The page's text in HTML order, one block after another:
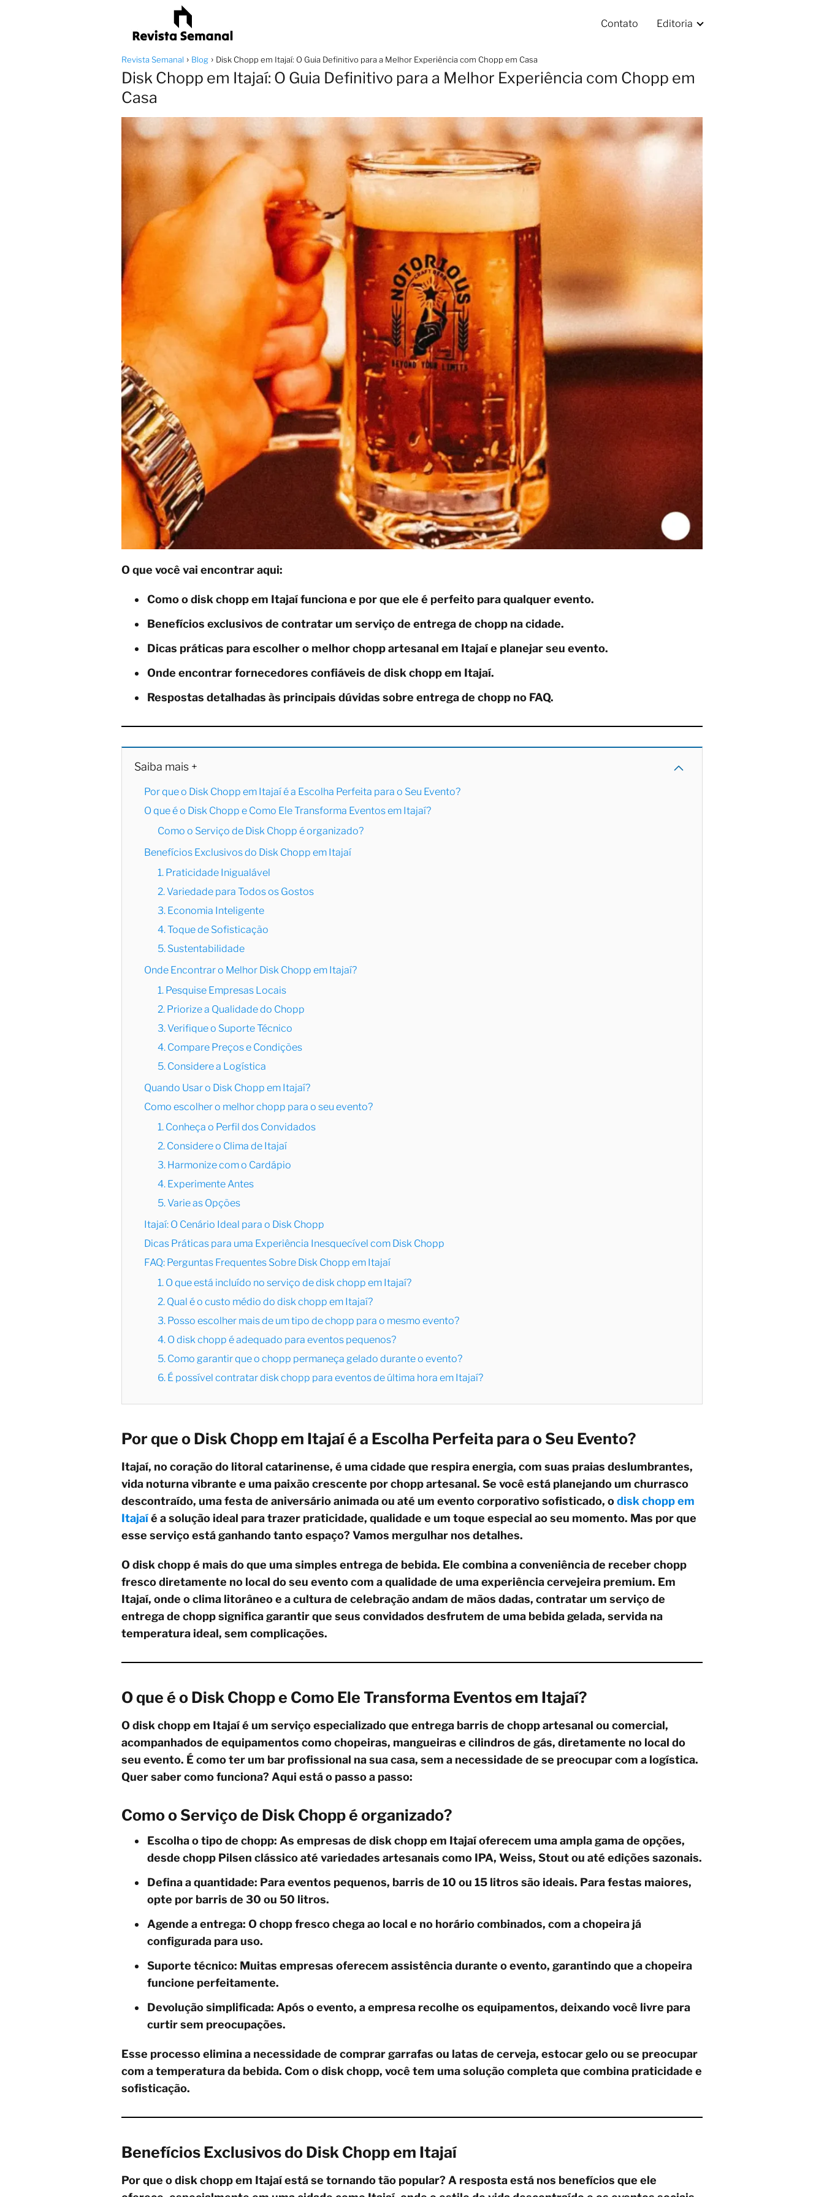
Contato Editoria
Revista Semanal Blog Disk Chopp em Itajaí: O Guia Definitivo para a Melhor Experiência com Chopp em Casa
Disk Chopp em Itajaí: O Guia Definitivo para a Melhor Experiência com Chopp em
Casa
O que você vai encontrar aqui:
Como o disk chopp em Itajaí funciona e por que ele é perfeito para qualquer evento.
Benefícios exclusivos de contratar um serviço de entrega de chopp na cidade.
Dicas práticas para escolher o melhor chopp artesanal em Itajaí e planejar seu evento.
Onde encontrar fornecedores confiáveis de disk chopp em Itajaí.
Respostas detalhadas às principais dúvidas sobre entrega de chopp no FAQ.
Saiba mais +
Por que o Disk Chopp em Itajaí é a Escolha Perfeita para o Seu Evento?
O que é o Disk Chopp e Como Ele Transforma Eventos em Itajaí?
Como o Serviço de Disk Chopp é organizado?
Benefícios Exclusivos do Disk Chopp em Itajaí
1. Praticidade Inigualável
2. Variedade para Todos os Gostos
3. Economia Inteligente
4. Toque de Sofisticação
5. Sustentabilidade
Onde Encontrar o Melhor Disk Chopp em Itajaí?
1. Pesquise Empresas Locais
2. Priorize a Qualidade do Chopp
3. Verifique o Suporte Técnico
4. Compare Preços e Condições
5. Considere a Logística
Quando Usar o Disk Chopp em Itajaí?
Como escolher o melhor chopp para o seu evento?
1. Conheça o Perfil dos Convidados
2. Considere o Clima de Itajaí
3. Harmonize com o Cardápio
4. Experimente Antes
5. Varie as Opções
Itajaí: O Cenário Ideal para o Disk Chopp
Dicas Práticas para uma Experiência Inesquecível com Disk Chopp
FAQ: Perguntas Frequentes Sobre Disk Chopp em Itajaí
1. O que está incluído no serviço de disk chopp em Itajaí?
2. Qual é o custo médio do disk chopp em Itajaí?
3. Posso escolher mais de um tipo de chopp para o mesmo evento?
4. O disk chopp é adequado para eventos pequenos?
5. Como garantir que o chopp permaneça gelado durante o evento?
6. É possível contratar disk chopp para eventos de última hora em Itajaí?
Por que o Disk Chopp em Itajaí é a Escolha Perfeita para o Seu Evento?
Itajaí, no coração do litoral catarinense, é uma cidade que respira energia, com suas praias deslumbrantes,
vida noturna vibrante e uma paixão crescente por chopp artesanal. Se você está planejando um churrasco
descontraído, uma festa de aniversário animada ou até um evento corporativo sofisticado, odisk chopp em
Itajaíé a solução ideal para trazer praticidade, qualidade e um toque especial ao seu momento. Mas por que
esse serviço está ganhando tanto espaço? Vamos mergulhar nos detalhes.
O disk chopp é mais do que uma simples entrega de bebida. Ele combina a conveniência de receber chopp
fresco diretamente no local do seu evento com a qualidade de uma experiência cervejeira premium. Em
Itajaí, onde o clima litorâneo e a cultura de celebração andam de mãos dadas, contratar um serviço de
entrega de chopp significa garantir que seus convidados desfrutem de uma bebida gelada, servida na
temperatura ideal, sem complicações.
O que é o Disk Chopp e Como Ele Transforma Eventos em Itajaí?
O disk chopp em Itajaí é um serviço especializado que entrega barris de chopp artesanal ou comercial,
acompanhados de equipamentos como chopeiras, mangueiras e cilindros de gás, diretamente no local do
seu evento. É como ter um bar profissional na sua casa, sem a necessidade de se preocupar com a logística.
Quer saber como funciona? Aqui está o passo a passo:
Como o Serviço de Disk Chopp é organizado?
Escolha o tipo de chopp: As empresas de disk chopp em Itajaí oferecem uma ampla gama de opções,
desde chopp Pilsen clássico até variedades artesanais como IPA, Weiss, Stout ou até edições sazonais.
Defina a quantidade: Para eventos pequenos, barris de 10 ou 15 litros são ideais. Para festas maiores,
opte por barris de 30 ou 50 litros.
Agende a entrega: O chopp fresco chega ao local e no horário combinados, com a chopeira já
configurada para uso.
Suporte técnico: Muitas empresas oferecem assistência durante o evento, garantindo que a chopeira
funcione perfeitamente.
Devolução simplificada: Após o evento, a empresa recolhe os equipamentos, deixando você livre para
curtir sem preocupações.
Esse processo elimina a necessidade de comprar garrafas ou latas de cerveja, estocar gelo ou se preocupar
com a temperatura da bebida. Com o disk chopp, você tem uma solução completa que combina praticidade e
sofisticação.
Benefícios Exclusivos do Disk Chopp em Itajaí
Por que o disk chopp em Itajaí está se tornando tão popular? A resposta está nos benefícios que ele